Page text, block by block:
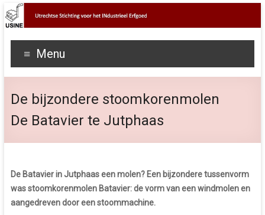
Menu
De bijzondere stoomkorenmolen
De Batavier te Jutphaas
De Batavier in Jutphaas een molen? Een bijzondere tussenvorm
was stoomkorenmolen Batavier: de vorm van een windmolen en
aangedreven door een stoommachine.